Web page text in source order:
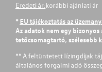
Eredeti ár:korábbi ajánlati ár
* EU tájékoztatás az
Az adatok nem egy
tetőcsomagtartó, szélesebb
** A feltüntetett lízingdíjak
általános forgalmi adó